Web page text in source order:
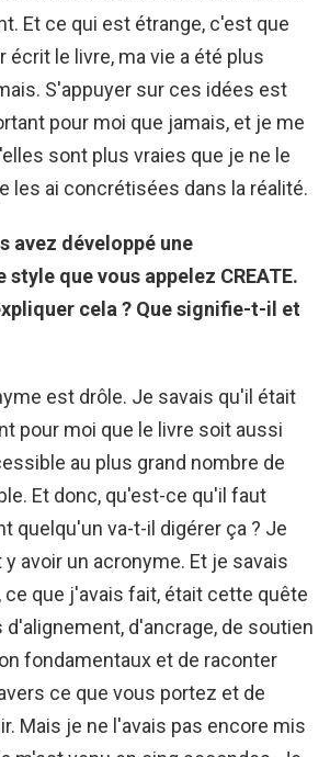
Et ce qui est étrange, c'est que
écrit le livre, ma vie a été plus
S'appuyer sur ces idées est
pour moi que jamais, et je me
sont plus vraies que je ne le
les ai concrétisées dans la réalité.
avez développé une
que vous appelez CREATE.
cela ? Que signifie-t-il et
est drôle. Je savais qu'il était
pour moi que le livre soit aussi
au plus grand nombre de
Et donc, qu'est-ce qu'il faut
quelqu'un va-t-il digérer ça ? Je
avoir un acronyme. Et je savais
ce que j'avais fait, était cette quête
d'ancrage, de soutien
fondamentaux et de raconter
ce que vous portez et de
Mais je ne l'avais pas encore mis